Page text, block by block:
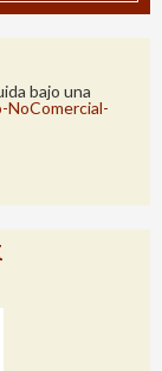
bajo una
NoComercial-